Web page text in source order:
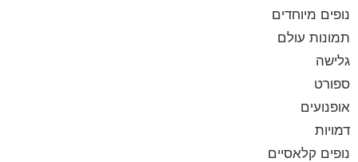
נופים מיוחדים
תמונות עולם
גלישה
ספורט
אופנועים
דמויות
נופים קלאסיים